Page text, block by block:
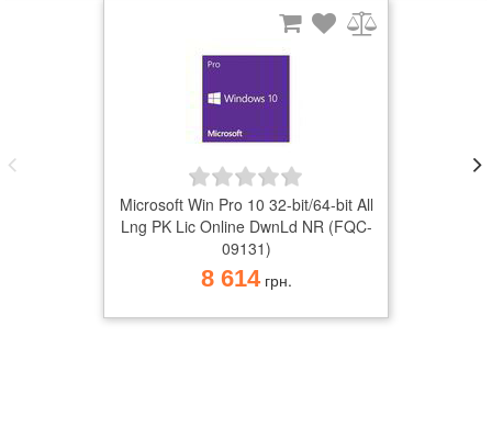
Microsoft Win Pro 10 32-bit/64-bit All
Lng PK Lic Online DwnLd NR (FQC-
09131)
8 614грн.